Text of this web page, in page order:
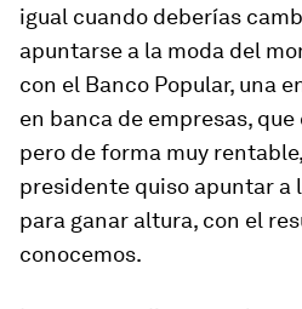
igual cuando deberías
apuntarse a la moda del
con el Banco Popular, una
en banca de empresas,
pero de forma muy
presidente quiso apuntar a
para ganar altura, con el
conocemos.